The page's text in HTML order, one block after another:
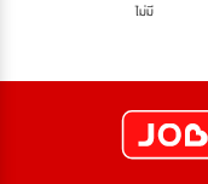
ไม่มี